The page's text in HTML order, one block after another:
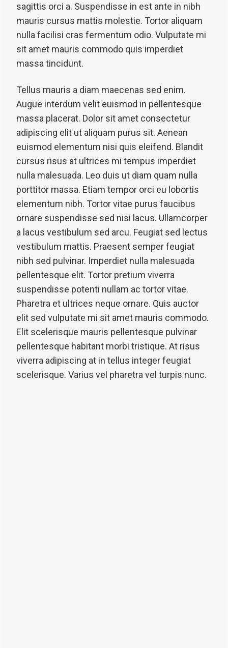
sagittis orci a. Suspendisse in est ante in nibh
mauris cursus mattis molestie. Tortor aliquam
nulla facilisi cras fermentum odio. Vulputate mi
sit amet mauris commodo quis imperdiet
massa tincidunt.
Tellus mauris a diam maecenas sed enim.
Augue interdum velit euismod in pellentesque
massa placerat. Dolor sit amet consectetur
adipiscing elit ut aliquam purus sit. Aenean
euismod elementum nisi quis eleifend. Blandit
cursus risus at ultrices mi tempus imperdiet
nulla malesuada. Leo duis ut diam quam nulla
porttitor massa. Etiam tempor orci eu lobortis
elementum nibh. Tortor vitae purus faucibus
ornare suspendisse sed nisi lacus. Ullamcorper
a lacus vestibulum sed arcu. Feugiat sed lectus
vestibulum mattis. Praesent semper feugiat
nibh sed pulvinar. Imperdiet nulla malesuada
pellentesque elit. Tortor pretium viverra
suspendisse potenti nullam ac tortor vitae.
Pharetra et ultrices neque ornare. Quis auctor
elit sed vulputate mi sit amet mauris commodo.
Elit scelerisque mauris pellentesque pulvinar
pellentesque habitant morbi tristique. At risus
viverra adipiscing at in tellus integer feugiat
scelerisque. Varius vel pharetra vel turpis nunc.